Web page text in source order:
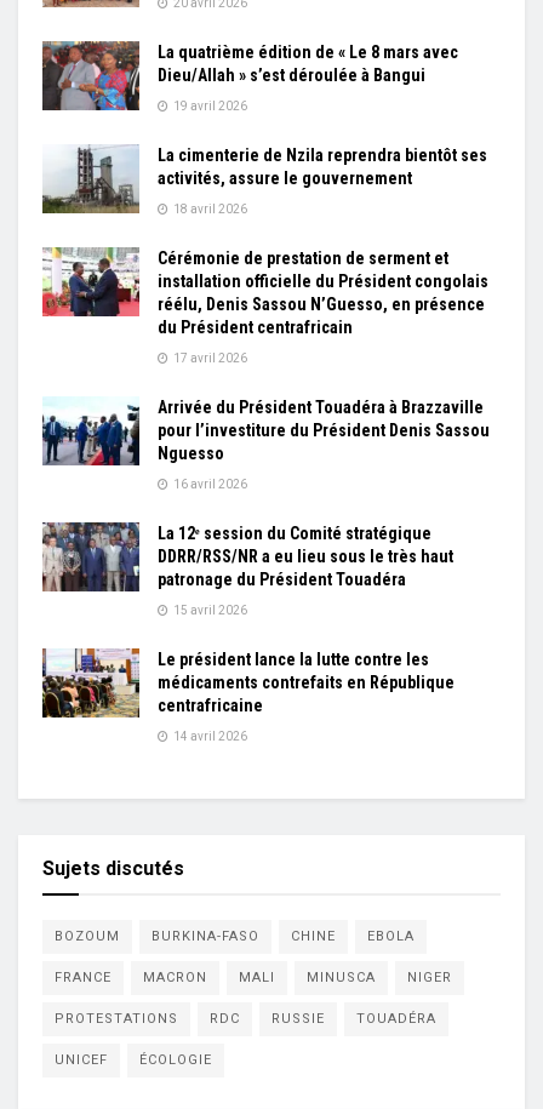
20 avril 2026
La quatrième édition de « Le 8 mars avec
Dieu/Allah » s’est déroulée à Bangui
19 avril 2026
La cimenterie de Nzila reprendra bientôt ses
activités, assure le gouvernement
18 avril 2026
Cérémonie de prestation de serment et
installation officielle du Président congolais
réélu, Denis Sassou N’Guesso, en présence
du Président centrafricain
17 avril 2026
Arrivée du Président Touadéra à Brazzaville
pour l’investiture du Président Denis Sassou
Nguesso
16 avril 2026
La 12ᵉ session du Comité stratégique
DDRR/RSS/NR a eu lieu sous le très haut
patronage du Président Touadéra
15 avril 2026
Le président lance la lutte contre les
médicaments contrefaits en République
centrafricaine
14 avril 2026
Sujets discutés
BOZOUM BURKINA-FASO CHINE EBOLA
FRANCE MACRON MALI MINUSCA NIGER
PROTESTATIONS RDC RUSSIE TOUADÉRA
UNICEF ÉCOLOGIE